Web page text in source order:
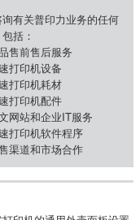
有关普印力业务的任何
括：
售前售后服务
打印机设备
打印机耗材
打印机配件
网站和企业IT服务
打印机软件程序
渠道和市场合作